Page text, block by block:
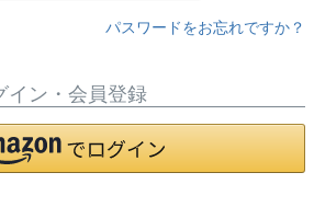
パスワードをお忘れですか？
イン・会員登録